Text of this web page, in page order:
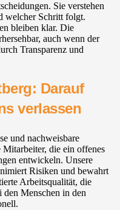
Sie verstehen
welcher Schritt folgt.
bleiben klar. Die
auch wenn der
Transparenz und
Darauf
verlassen
und nachweisbare
die ein offenes
entwickeln. Unsere
Risiken und bewahrt
Arbeitsqualität, die
den Menschen in den